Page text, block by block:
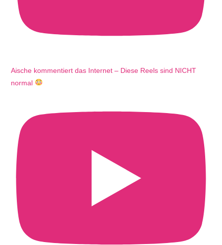
Aische kommentiert das Internet – Diese Reels sind NICHT
normal